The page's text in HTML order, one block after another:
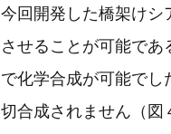
今回開発した橋架けシ
させることが可能であ
で化学合成が可能でし
切合成されません（図